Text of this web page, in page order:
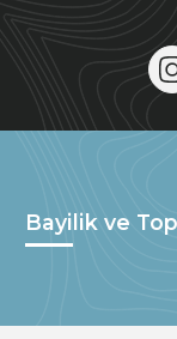
Bayilik ve